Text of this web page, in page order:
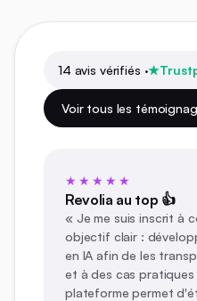
14 avis vérifiés ·
Voir tous les
★★★★★
Revolia au top 👍
« Je me suis inscrit à
objectif clair :
en IA afin de les
et à des cas pratiques
plateforme permet